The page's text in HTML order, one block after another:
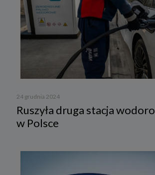
24 grudnia 2024
Ruszyła druga stacja
w Polsce